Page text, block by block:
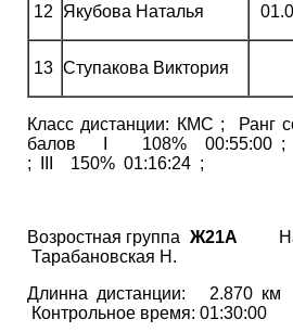
12 Якубова Наталья
13 Ступакова Виктория
Класс дистанции: КМС ; Ранг
балов І 108% 00:55:00 ;
; ІІІ 150% 01:16:24 ;
Возростная группа Ж21А
Тарабановская Н.
Длинна дистанции:
Контрольное время: 01:30:00